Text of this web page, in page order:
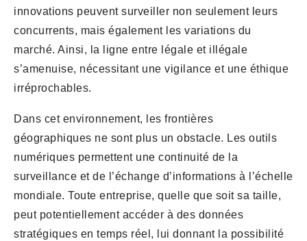
innovations peuvent surveiller non seulement leurs
concurrents, mais également les variations du
marché. Ainsi, la ligne entre légale et illégale
s’amenuise, nécessitant une vigilance et une éthique
irréprochables.
Dans cet environnement, les frontières
géographiques ne sont plus un obstacle. Les outils
numériques permettent une continuité de la
surveillance et de l’échange d’informations à l’échelle
mondiale. Toute entreprise, quelle que soit sa taille,
peut potentiellement accéder à des données
stratégiques en temps réel, lui donnant la possibilité